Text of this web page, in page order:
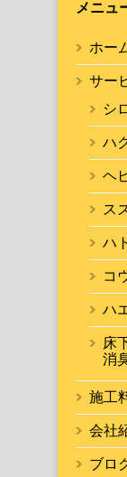
メニュ
ホー
サー
シ
ハ
ヘ
ス
ハ
コ
ハ
床
消
施工
会社
ブロ